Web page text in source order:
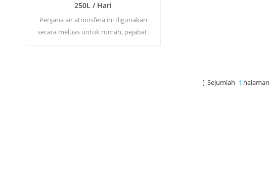
250L / Hari
Penjana air atmosfera ini digunakan
secara meluas untuk rumah, pejabat.
[ Sejumlah 1